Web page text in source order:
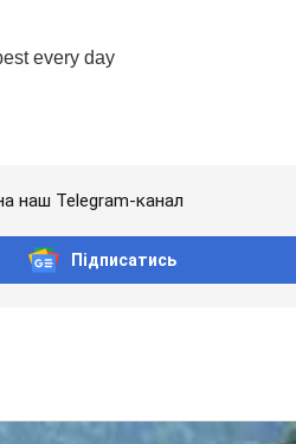
наш Telegram-канал
Підписатись